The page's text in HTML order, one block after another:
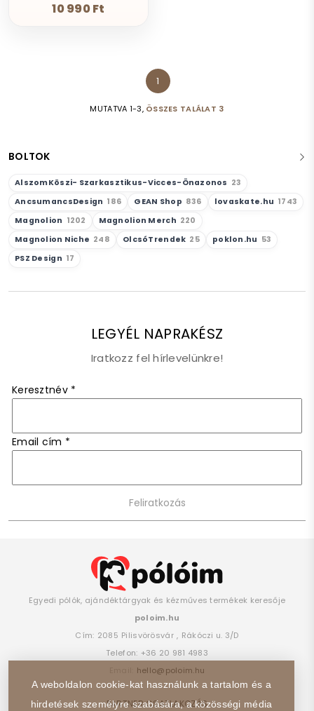
BOLTOK
AlszomKöszi- Szarkasztikus-Vicces-Önazonos 23
AncsumancsDesign 186 GEAN Shop 836 lovaskate.hu 1743
Magnolion 1202 Magnolion Merch 220
Magnolion Niche 248 OlcsóTrendek 25 poklon.hu 53
PSZ Design 17
10 990 Ft
MUTATVA 1-3, ÖSSZES TALÁLAT 3
1
LEGYÉL NAPRAKÉSZ
Iratkozz fel hírlevelünkre!
Keresztnév *
Email cím *
Egyedi pólók, ajándéktárgyak és kézműves termékek keresője
poloim.hu
Cím: 2085 Pilisvörösvár , Rákóczi u. 3/D
Telefon: +36 20 981 4983
hello@poloim.hu
PARTNER CSATLAKOZÁS
A weboldalon cookie-kat használunk a tartalom és a
hirdetések személyre szabására, a közösségi média